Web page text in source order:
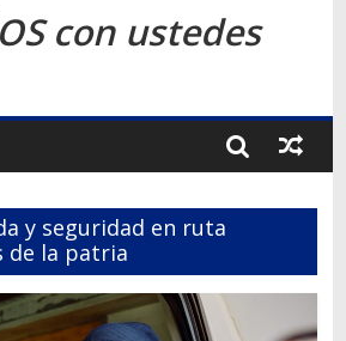
con ustedes
y seguridad en ruta
de la patria